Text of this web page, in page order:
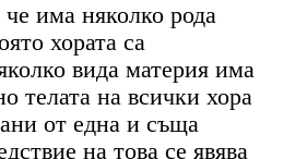
има няколко рода
хората са
вида материя има
телата на всички хора
от една и съща
на това се явява